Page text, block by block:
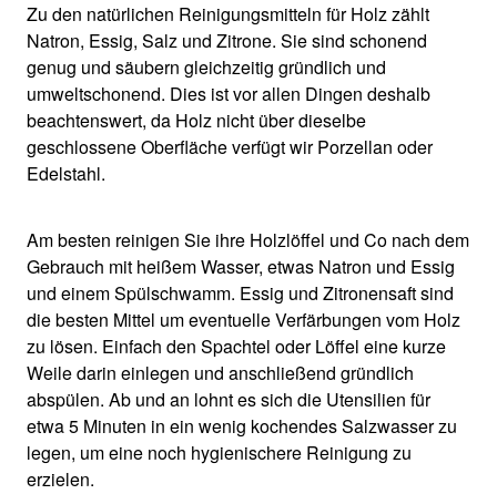
Zu den natürlichen Reinigungsmitteln für Holz zählt
Natron, Essig, Salz und Zitrone. Sie sind schonend
genug und säubern gleichzeitig gründlich und
umweltschonend. Dies ist vor allen Dingen deshalb
beachtenswert, da Holz nicht über dieselbe
geschlossene Oberfläche verfügt wir Porzellan oder
Edelstahl.
Am besten reinigen Sie ihre Holzlöffel und Co nach dem
Gebrauch mit heißem Wasser, etwas Natron und Essig
und einem Spülschwamm. Essig und Zitronensaft sind
die besten Mittel um eventuelle Verfärbungen vom Holz
zu lösen. Einfach den Spachtel oder Löffel eine kurze
Weile darin einlegen und anschließend gründlich
abspülen. Ab und an lohnt es sich die Utensilien für
etwa 5 Minuten in ein wenig kochendes Salzwasser zu
legen, um eine noch hygienischere Reinigung zu
erzielen.